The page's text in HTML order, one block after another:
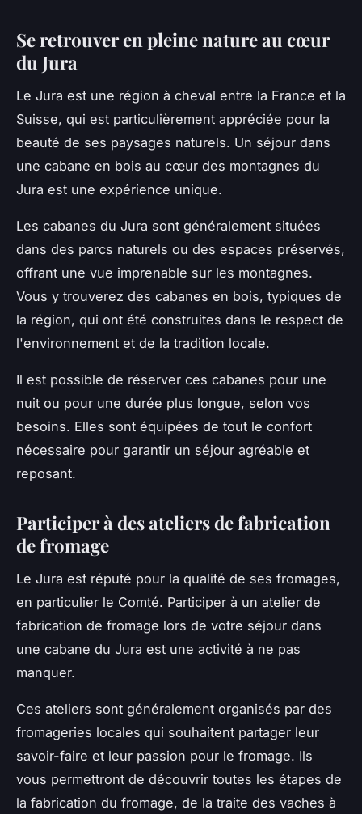
Se retrouver en pleine nature au cœur
du Jura
Le Jura est une région à cheval entre la France et la
Suisse, qui est particulièrement appréciée pour la
beauté de ses paysages naturels. Un séjour dans
une cabane en bois au cœur des montagnes du
Jura est une expérience unique.
Les cabanes du Jura sont généralement situées
dans des parcs naturels ou des espaces préservés,
offrant une vue imprenable sur les montagnes.
Vous y trouverez des cabanes en bois, typiques de
la région, qui ont été construites dans le respect de
l'environnement et de la tradition locale.
Il est possible de réserver ces cabanes pour une
nuit ou pour une durée plus longue, selon vos
besoins. Elles sont équipées de tout le confort
nécessaire pour garantir un séjour agréable et
reposant.
Participer à des ateliers de fabrication
de fromage
Le Jura est réputé pour la qualité de ses fromages,
en particulier le Comté. Participer à un atelier de
fabrication de fromage lors de votre séjour dans
une cabane du Jura est une activité à ne pas
manquer.
Ces ateliers sont généralement organisés par des
fromageries locales qui souhaitent partager leur
savoir-faire et leur passion pour le fromage. Ils
vous permettront de découvrir toutes les étapes de
la fabrication du fromage, de la traite des vaches à